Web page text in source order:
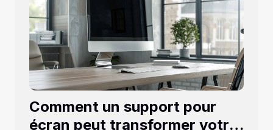
Comment un support pour
écran peut transformer votre